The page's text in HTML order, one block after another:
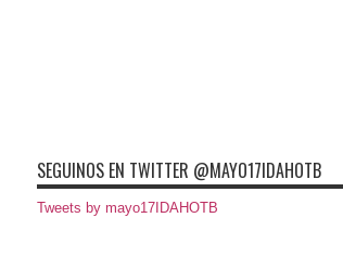
SEGUINOS EN TWITTER @MAYO17IDAHOTB
Tweets by mayo17IDAHOTB